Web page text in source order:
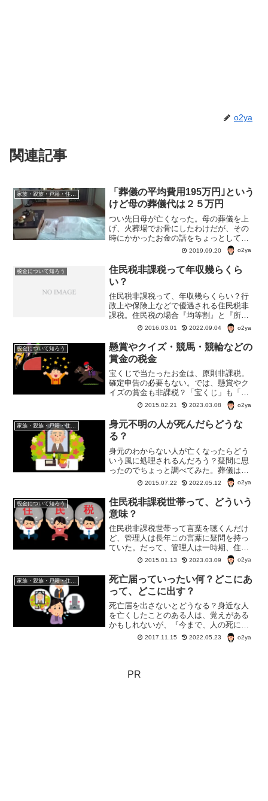
o2ya
関連記事
「葬儀の平均費用195万円｣という
けど母の葬儀代は２５万円
つい先日母が亡くなった。母の葬儀を上
げ、火葬場でお骨にしたわけだが、その
時にかかったお金の話をちょっとしてみ
たい。「葬儀の平均費用195万円｣といわ
れているけど、母の場合、２５万円ほど
だった。告別式も本葬もしなかったが、
良い野辺送りだった。
2019.09.20 o2ya
税金について知ろう
住民税非課税って年収幾らくら
い？
住民税非課税って、年収幾らくらい？行
政上や保険上などで優遇される住民税非
課税。住民税の場合『均等割』と『所得
割』の2種類で税金が取られる。収入によ
っては、「所得割だけ非課税」なんて場
合もある。
2016.03.01 2022.09.04 o2ya
税金について知ろう
懸賞やクイズ・競馬・競輪などの
賞金の税金
宝くじで当たったお金は、原則非課税。
確定申告の必要もない。では、懸賞やク
イズの賞金も非課税？「宝くじ」も「懸
賞やクイズの賞金」も同じようなものに
思われる。が、残念ながら、懸賞やクイ
ズの賞金は「一時所得」となり、税金が
かかるのだそうだ。
2015.02.21 2023.03.08 o2ya
家族・親族・戸籍・住民票・老後のお金・遺産・相続
身元不明の人が死んだらどうな
る？
身元のわからない人が亡くなったらどう
いう風に処理されるんだろう？疑問に思
ったのでちょっと調べてみた。葬儀はど
うなる？葬儀の費用はどうする？お墓
は？いろいろとわからないことだらけ。
2015.07.22 2022.05.12 o2ya
税金について知ろう
住民税非課税世帯って、どういう
意味？
住民税非課税世帯って言葉を聴くんだけ
ど、管理人は長年この言葉に疑問を持っ
ていた。だって、管理人は一時期、住民
票上、両親と弟と同居していることにな
っている。で、管理人と弟は収入がある
のだ。しかし、両親は住民税非課税。と
いうことは？
2015.01.13 2023.03.09 o2ya
家族・親族・戸籍・住民票・老後のお金・遺産・相続
死亡届っていったい何？どこにあ
って、どこに出す？
死亡届を出さないとどうなる？身近な人
を亡くしたことのある人は、覚えがある
かもしれないが、『今まで、人の死に目
に合ったことがない』って人も今の世の
中多いかも。いざというときに困らない
2017.11.15 2022.05.23 o2ya
PR